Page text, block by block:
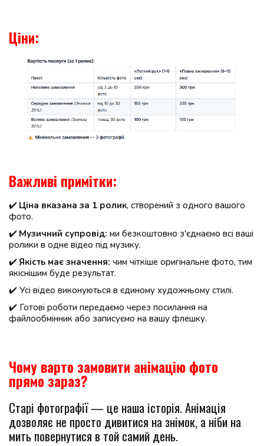
Ціни:
Важливі примітки:
✔️ Ціна вказана за 1 ролик, створений з одного вашого
фото.
✔️ Музичний супровід: ми безкоштовно з'єднаємо всі ваші
ролики в одне відео під музику.
✔️ Якість має значення: чим чіткіше оригінальне фото, тим
якіснішим буде результат.
✔️ Усі відео виконуються в єдиному художньому стилі.
✔️ Готові роботи передаємо через посилання на
файлообмінник або записуємо на вашу флешку.
Чому варто замовити анімацію фото
прямо зараз?
Старі фотографії — це наша історія. Анімація
дозволяє не просто дивитися на знімок, а ніби на
мить повернутися в той самий день.